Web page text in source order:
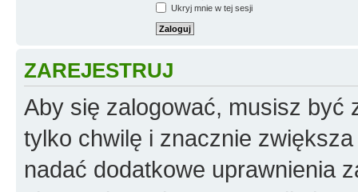
Ukryj mnie w tej sesji
ZAREJESTRUJ
Aby się zalogować, musisz być
tylko chwilę i znacznie
nadać dodatkowe uprawnienia